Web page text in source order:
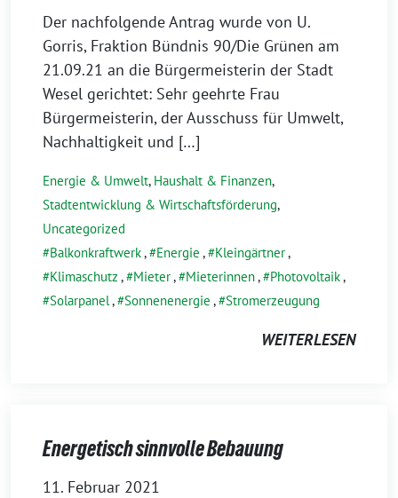
Der nachfolgende Antrag wurde von U.
Gorris, Fraktion Bündnis 90/Die Grünen am
21.09.21 an die Bürgermeisterin der Stadt
Wesel gerichtet: Sehr geehrte Frau
Bürgermeisterin, der Ausschuss für Umwelt,
Nachhaltigkeit und […]
Energie & Umwelt, Haushalt & Finanzen,
Stadtentwicklung & Wirtschaftsförderung,
Uncategorized
Balkonkraftwerk, Energie , Kleingärtner,
Klimaschutz , Mieter, Mieterinnen, Photovoltaik,
Solarpanel , Sonnenenergie , Stromerzeugung
WEITERLESEN
Energetisch sinnvolle Bebauung
11. Februar 2021